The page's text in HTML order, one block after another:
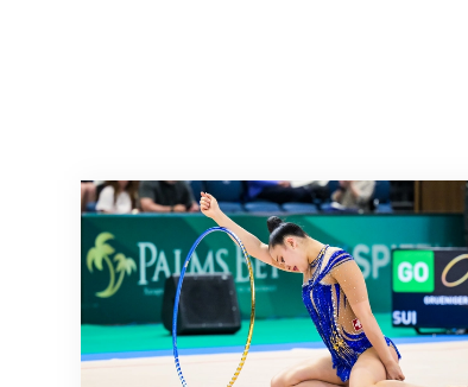
Nächster Halt: Weltmeisterschaft